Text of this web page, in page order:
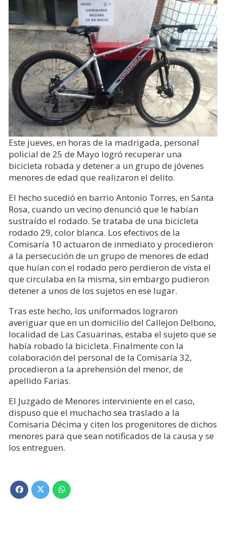
Este jueves, en horas de la madrigada, personal
policial de 25 de Mayo logró recuperar una
bicicleta robada y detener a un grupo de jóvenes
menores de edad que realizaron el delito.
El hecho sucedió en barrio Antonio Torres, en Santa
Rosa, cuando un vecino denunció que le habían
sustraído el rodado. Se trataba de una bicicleta
rodado 29, color blanca. Los efectivos de la
Comisaría 10 actuaron de inmediato y procedieron
a la persecución de un grupo de menores de edad
que huían con el rodado pero perdieron de vista el
que circulaba en la misma, sin embargo pudieron
detener a unos de los sujetos en ese lugar.
Tras este hecho, los uniformados lograron
averiguar que en un domicilio del Callejon Delbono,
localidad de Las Casuarinas, estaba el sujeto que se
había robado la bicicleta. Finalmente con la
colaboración del personal de la Comisaría 32,
procedieron a la aprehensión del menor, de
apellido Farias.
El Juzgado de Menores interviniente en el caso,
dispuso que el muchacho sea traslado a la
Comisaria Décima y citen los progenitores de dichos
menores para que sean notificados de la causa y se
los entreguen.